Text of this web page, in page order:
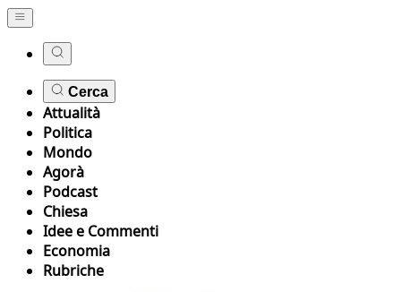
Cerca
Attualità
Politica
Mondo
Agorà
Podcast
Chiesa
Idee e Commenti
Economia
Rubriche